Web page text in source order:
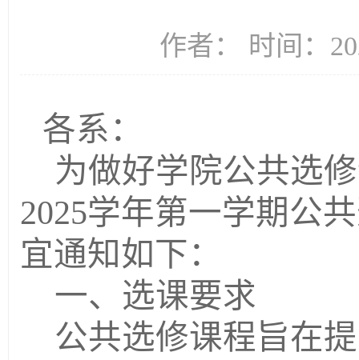
作者： 时间：
各系：
为做好学院公共选
2025学年第一学期公
宜通知如下：
一、选课要求
公共选修课程旨在